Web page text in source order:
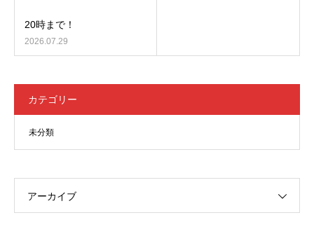
20時まで！
2026.07.29
カテゴリー
未分類
アーカイブ